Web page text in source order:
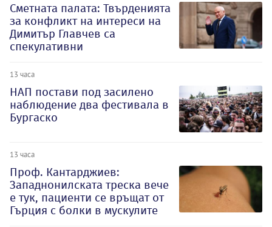
Сметната палата: Твърденията
за конфликт на интереси на
Димитър Главчев са
спекулативни
13 часа
НАП постави под засилено
наблюдение два фестивала в
Бургаско
13 часа
Проф. Кантарджиев:
Западнонилската треска вече
е тук, пациенти се връщат от
Гърция с болки в мускулите